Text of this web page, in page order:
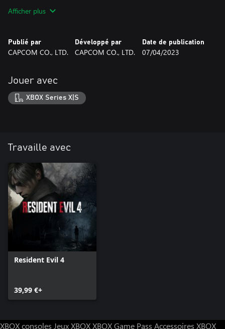
résidant dans l’Union européenne sont disponibles à l’adresse
Afficher plus
Publié par
CAPCOM CO., LTD.
Développé par
CAPCOM CO., LTD.
Date de publication
07/04/2023
Jouer avec
XBOX Series X|S
Travaille avec
Resident Evil 4
39,99 €+
XBOX consoles Jeux XBOXXBOX Game Pass Accessoires XBOX